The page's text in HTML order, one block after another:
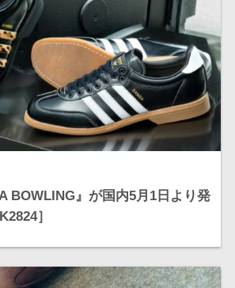
BOWLING』が国内5月1日より発
］